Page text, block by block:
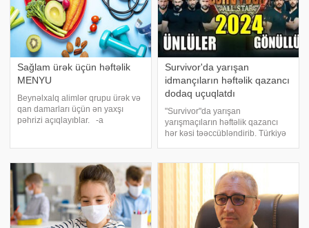
Sağlam ürək üçün həftəlik
MENYU
Beynəlxalq alimlər qrupu ürək və
qan damarları üçün ən yaxşı
pəhrizi açıqlayıblar. -a
müqayisə ediblər. Nəticədə
həftəlik meny
Survivor'da yarışan
idmançıların həftəlik qazancı
dodaq uçuqlatdı
"Survivor"da yarışan
yarışmaçıların həftəlik qazancı
hər kəsi təəccübləndirib. Türkiyə
idmançıların həftəlik qazancı
məlum olub. Siyahının birinc